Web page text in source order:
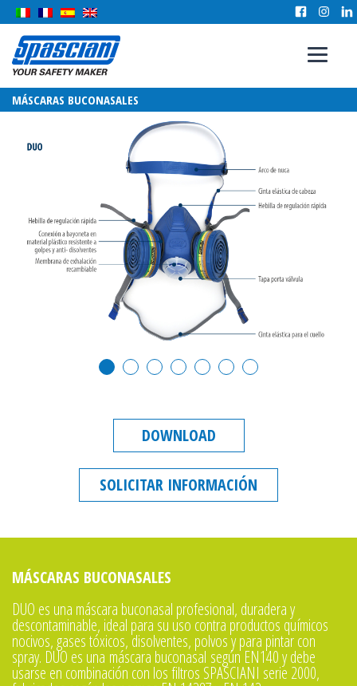
MÁSCARAS BUCONASALES
DOWNLOAD
SOLICITAR INFORMACIÓN
MÁSCARAS BUCONASALES
DUO es una máscara buconasal profesional, duradera y
descontaminable, ideal para su uso contra productos químicos
nocivos, gases tóxicos, disolventes, polvos y para pintar con
spray. DUO es una máscara buconasal según EN140 y debe
usarse en combinación con los filtros SPASCIANI serie 2000,